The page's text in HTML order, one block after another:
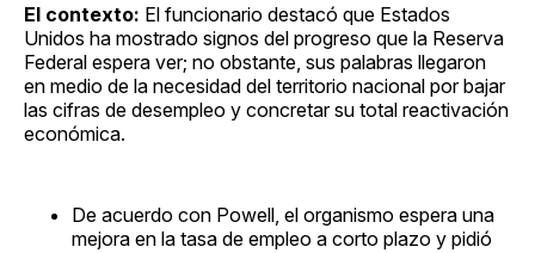
El contexto: El funcionario destacó que Estados
Unidos ha mostrado signos del progreso que la Reserva
Federal espera ver; no obstante, sus palabras llegaron
en medio de la necesidad del territorio nacional por bajar
las cifras de desempleo y concretar su total reactivación
económica.
De acuerdo con Powell, el organismo espera una
mejora en la tasa de empleo a corto plazo y pidió